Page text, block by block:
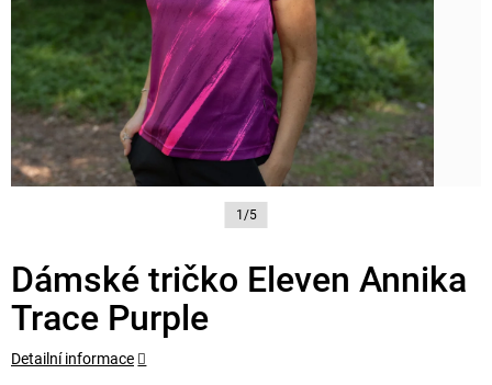
1/5
Dámské tričko Eleven Annika
Trace Purple
Detailní informace